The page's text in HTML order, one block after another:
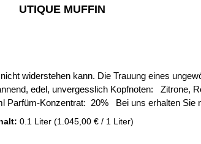
UTIQUE MUFFIN
widerstehen kann. Die Trauung eines
Ledernoten Basisnote: Bernstein, Oud, Vanille
0.1 Liter (1.045,00 € / 1 Liter)